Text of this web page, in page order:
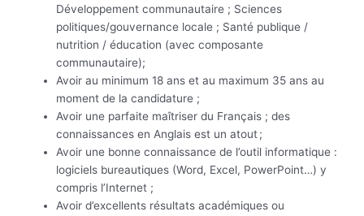
Développement communautaire ; Sciences
politiques/gouvernance locale ; Santé publique /
nutrition / éducation (avec composante
communautaire);
Avoir au minimum 18 ans et au maximum 35 ans au
moment de la candidature ;
Avoir une parfaite maîtriser du Français ; des
connaissances en Anglais est un atout ;
Avoir une bonne connaissance de l’outil informatique :
logiciels bureautiques (Word, Excel, PowerPoint…) y
compris l’Internet ;
Avoir d’excellents résultats académiques ou